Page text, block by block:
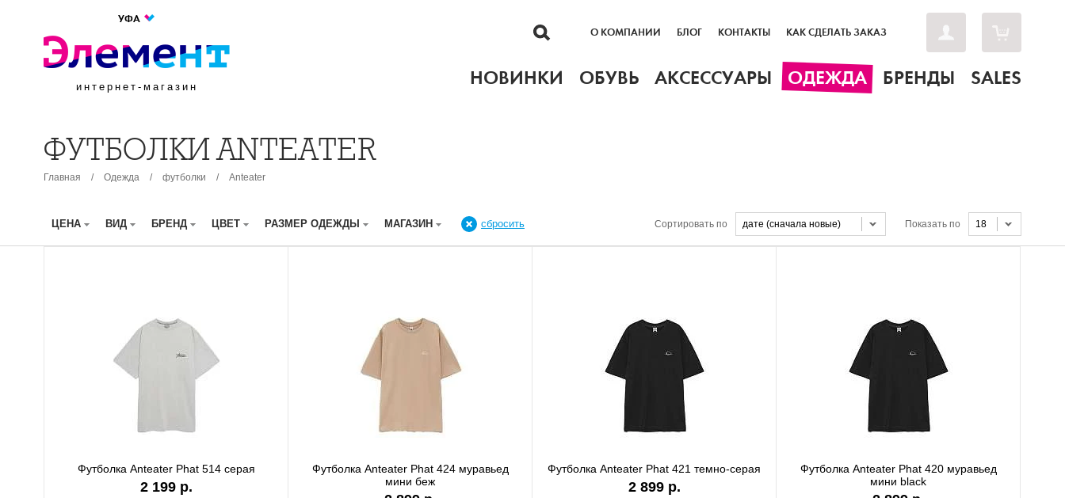
УФА
интернет-магазин
О КОМПАНИИ БЛОГ КОНТАКТЫ КАК СДЕЛАТЬ ЗАКАЗ
НОВИНКИ ОБУВЬ АКСЕССУАРЫ ОДЕЖДА БРЕНДЫ SALES
ФУТБОЛКИ ANTEATER
Главная / Одежда / футболки / Anteater
Показать по 18
Сортировать по дате (сначала новые)
ЦЕНА ВИД БРЕНД ЦВЕТ РАЗМЕР ОДЕЖДЫ МАГАЗИН сбросить
Футболка Anteater Phat 514 серая
2 199 р.
Футболка Anteater Phat 424 муравьед
мини беж
Футболка Anteater Phat 421 темно-серая
2 899 р.
Футболка Anteater Phat 420 муравьед
мини black